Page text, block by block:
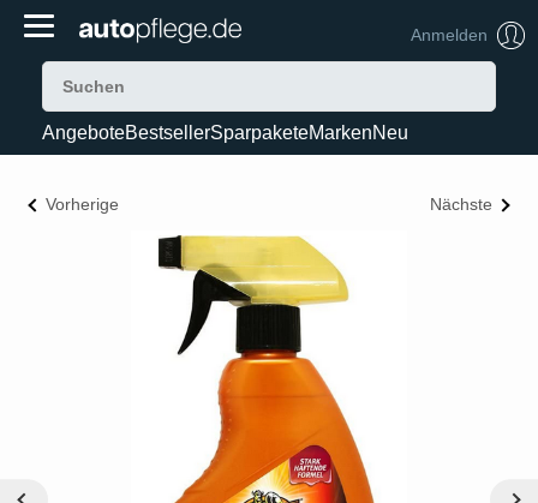
Anmelden
AngeboteBestsellerSparpaketeMarkenNeu
Vorherige Nächste